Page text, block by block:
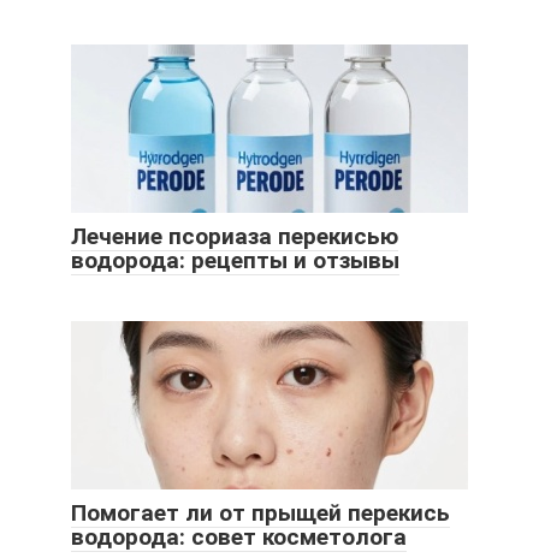
Лечение псориаза перекисью
водорода: рецепты и отзывы
Помогает ли от прыщей перекись
водорода: совет косметолога